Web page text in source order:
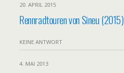
20. APRIL 2015
Rennradtouren von Sineu (2015)
KEINE ANTWORT
4. MAI 2013